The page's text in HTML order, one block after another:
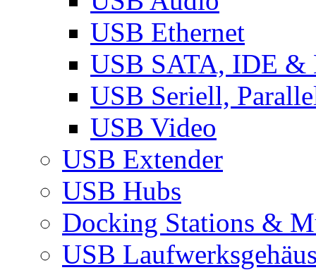
USB Ethernet
USB SATA, IDE &
USB Seriell,
USB Video
USB Extender
USB Hubs
Docking Stations &
USB